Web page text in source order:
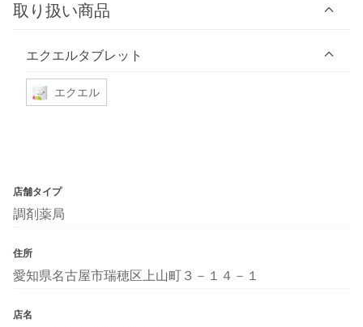
取り扱い商品
エクエルタブレット
エクエル
店舗タイプ
調剤薬局
住所
愛知県名古屋市瑞穂区上山町３－１４－１
店名